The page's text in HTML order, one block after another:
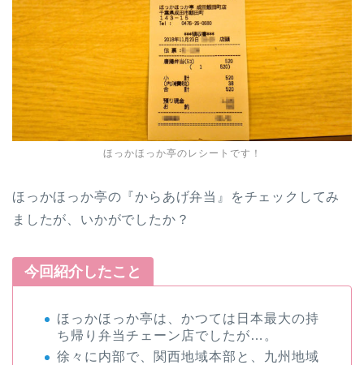
ほっかほっか亭のレシートです！
ほっかほっか亭の『からあげ弁当』をチェックしてみ
ましたが、いかがでしたか？
今回紹介したこと
ほっかほっか亭は、かつては日本最大の持
ち帰り弁当チェーン店でしたが…。
徐々に内部で、関西地域本部と、九州地域